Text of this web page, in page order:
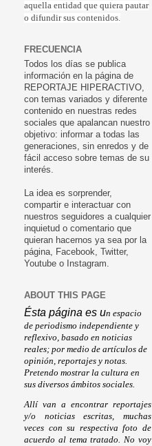
aquella entidad que quiera pautar
o difundir sus contenidos.
FRECUENCIA
Todos los días se publica
información en la página de
REPORTAJE HIPERACTIVO,
con temas variados y diferente
contenido en nuestras redes
sociales que apalancan nuestro
objetivo: informar a todas las
generaciones, sin enredos y de
fácil acceso sobre temas de su
interés.
La idea es sorprender,
compartir e interactuar con
nuestros seguidores a cualquier
inquietud o comentario que
quieran hacernos ya sea por la
página, Facebook, Twitter,
Youtube o Instagram.
ABOUT THIS PAGE
Ésta página es un espacio
de periodismo independiente y
reflexivo, basado en noticias
reales; por medio de artículos de
opinión, reportajes y notas.
Pretendo mostrar la cultura en
sus diversos ámbitos sociales.
Allí van a encontrar reportajes
y/o noticias escritas, muchas
veces con su respectiva foto de
acuerdo al tema tratado. No voy